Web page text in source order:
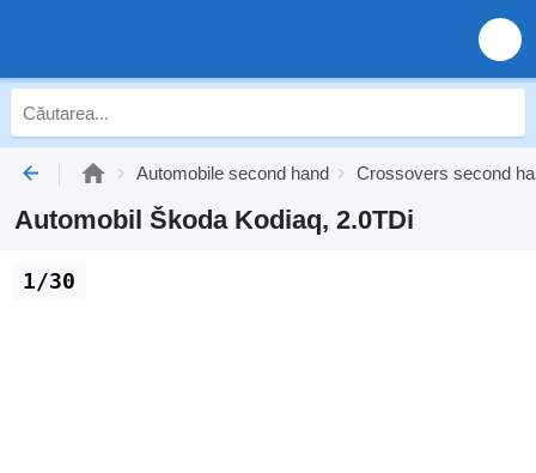
Automobile second hand Crossovers second
Automobil Škoda Kodiaq, 2.0TDi
1/30